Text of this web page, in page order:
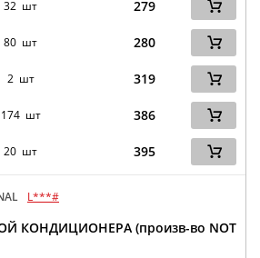
32 шт 279
80 шт 280
2 шт 319
174 шт 386
20 шт 395
L***#
КОНДИЦИОНЕРА (произв-во NOT